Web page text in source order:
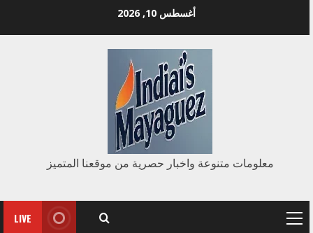
أغسطس 10, 2026
معلومات متنوعة واخبار حصرية من موقعنا المتميز
Primary
LIVE